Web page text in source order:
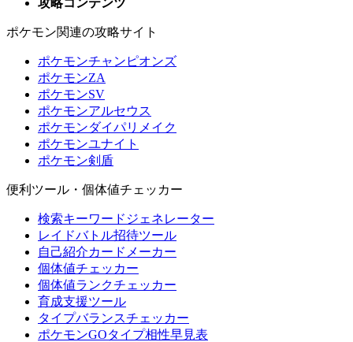
攻略コンテンツ
ポケモン関連の攻略サイト
ポケモンチャンピオンズ
ポケモンZA
ポケモンSV
ポケモンアルセウス
ポケモンダイパリメイク
ポケモンユナイト
ポケモン剣盾
便利ツール・個体値チェッカー
検索キーワードジェネレーター
レイドバトル招待ツール
自己紹介カードメーカー
個体値チェッカー
個体値ランクチェッカー
育成支援ツール
タイプバランスチェッカー
ポケモンGOタイプ相性早見表